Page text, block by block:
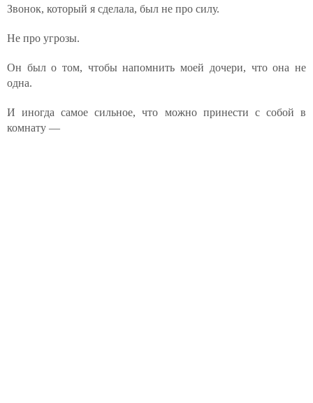
Звонок, который я сделала, был не про силу.
Не про угрозы.
Он был о том, чтобы напомнить моей дочери, что она не
одна.
И иногда самое сильное, что можно принести с собой в
комнату —